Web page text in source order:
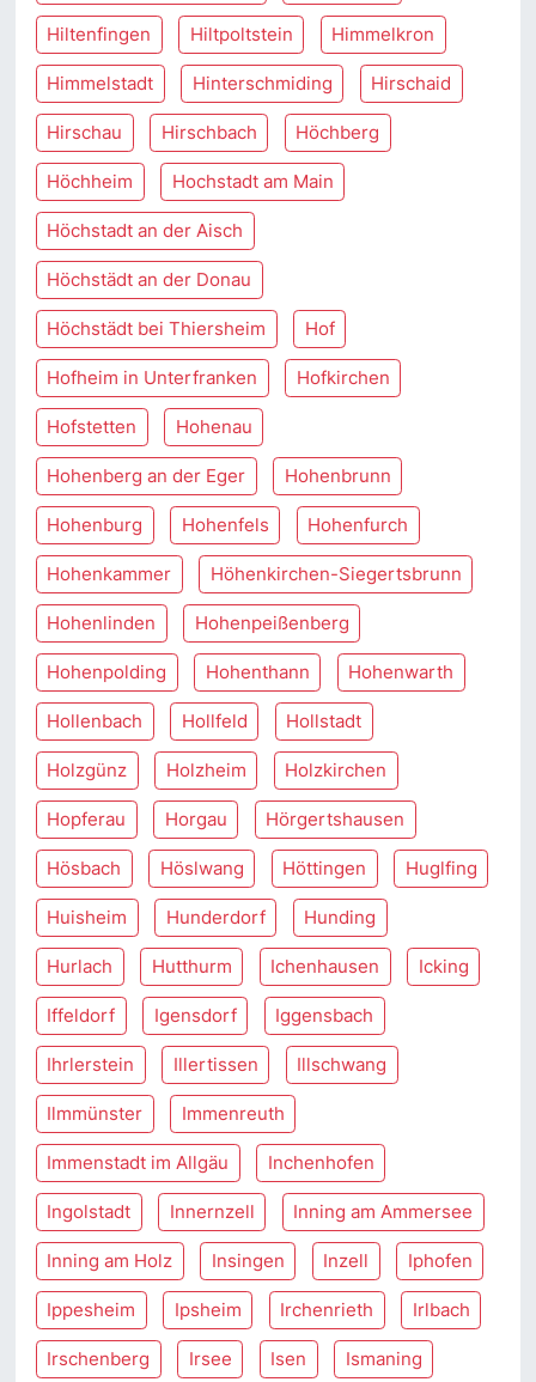
Hiltenfingen Hiltpoltstein Himmelkron
Himmelstadt Hinterschmiding Hirschaid
Hirschau Hirschbach Höchberg
Höchheim Hochstadt am Main
Höchstadt an der Aisch
Höchstädt an der Donau
Höchstädt bei Thiersheim Hof
Hofheim in Unterfranken Hofkirchen
Hofstetten Hohenau
Hohenberg an der Eger Hohenbrunn
Hohenburg Hohenfels Hohenfurch
Hohenkammer Höhenkirchen-Siegertsbrunn
Hohenlinden Hohenpeißenberg
Hohenpolding Hohenthann Hohenwarth
Hollenbach Hollfeld Hollstadt
Holzgünz Holzheim Holzkirchen
Hopferau Horgau Hörgertshausen
Hösbach Höslwang Höttingen Huglfing
Huisheim Hunderdorf Hunding
Hurlach Hutthurm Ichenhausen Icking
Iffeldorf Igensdorf Iggensbach
Ihrlerstein Illertissen Illschwang
Ilmmünster Immenreuth
Immenstadt im Allgäu Inchenhofen
Ingolstadt Innernzell Inning am Ammersee
Inning am Holz Insingen Inzell Iphofen
Ippesheim Ipsheim Irchenrieth Irlbach
Irschenberg Irsee Isen Ismaning